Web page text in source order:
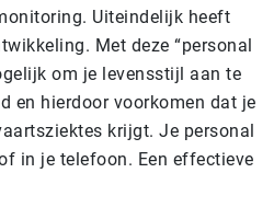
Uiteindelijk heeft
Met deze “personal
om je levensstijl aan te
en hierdoor voorkomen dat je
krijgt. Je personal
in je telefoon. Een effectieve